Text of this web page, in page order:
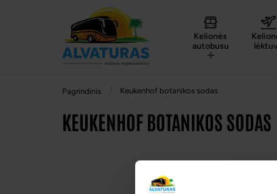
Kelionės
autobusu
Pagrindinis Keukenhof botanikos sodas
KEUKENHOF BOTANIKOS SODAS